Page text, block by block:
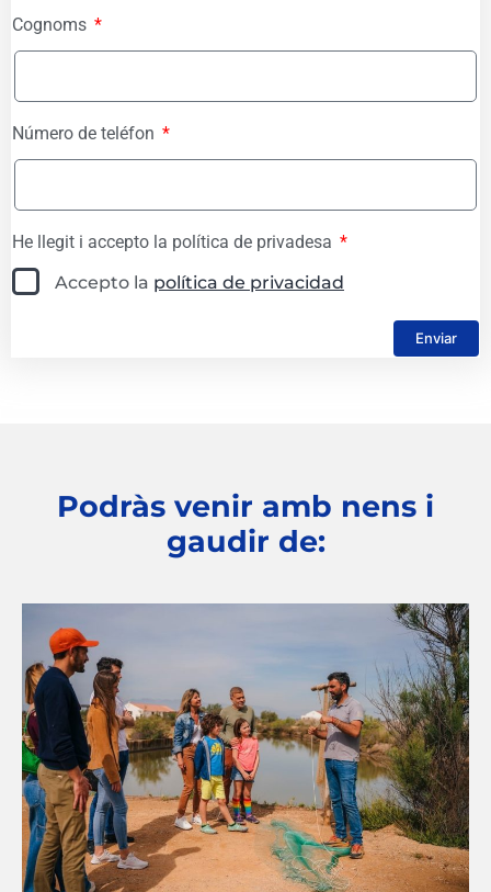
Cognoms
Número de teléfon
He llegit i accepto la política de privadesa
Accepto la política de privacidad
Enviar
Podràs venir amb nens i
gaudir de: